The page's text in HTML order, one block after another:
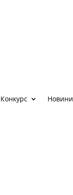
Конкурс Новини